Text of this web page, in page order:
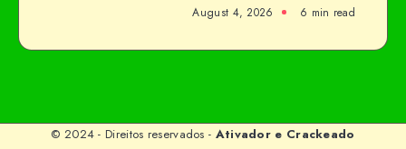
August 4, 2026 6 min read
© 2024 - Direitos reservados - Ativador e Crackeado